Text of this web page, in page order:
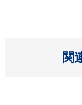
関